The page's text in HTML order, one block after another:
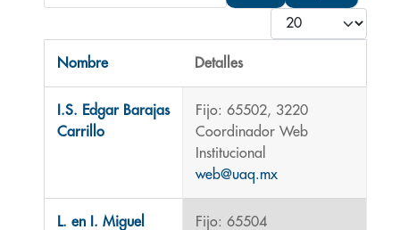
Cantidad
Nombre Detalles
I.S. Edgar Barajas
Carrillo
Fijo: 65502, 3220
Coordinador Web
Institucional
web@uaq.mx
L. en I. Miguel
Fijo: 65504